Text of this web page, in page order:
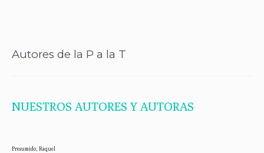
Autores de la P a la T
NUESTROS AUTORES Y AUTORAS
Presumido, Raquel